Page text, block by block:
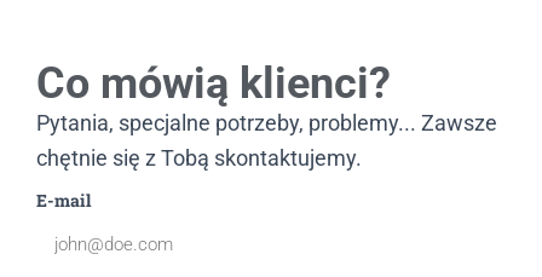
Co mówią klienci?
Pytania, specjalne potrzeby, problemy... Zawsze
chętnie się z Tobą skontaktujemy.
E-mail